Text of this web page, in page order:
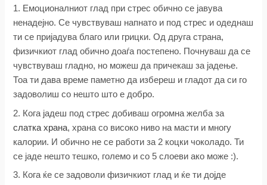
1. Емоционалниот глад при стрес обично се јавува
ненадејно. Се чувствуваш напнато и под стрес и одеднаш
ти се пријадува благо или грицки. Од друга страна,
физичкиот глад обично доаѓа постепено. Почнуваш да се
чувствуваш гладно, но можеш да причекаш за јадење.
Тоа ти дава време паметно да избереш и гладот да си го
задоволиш со нешто што е добро.
2. Кога јадеш под стрес добиваш огромна желба за
слатка храна, храна со високо ниво на масти и многу
калории. И обично не се работи за 2 коцки чоколадо. Ти
се јаде нешто тешко, големо и со 5 слоеви ако може :).
3. Кога ќе се задоволи физичкиот глад и ќе ти дојде